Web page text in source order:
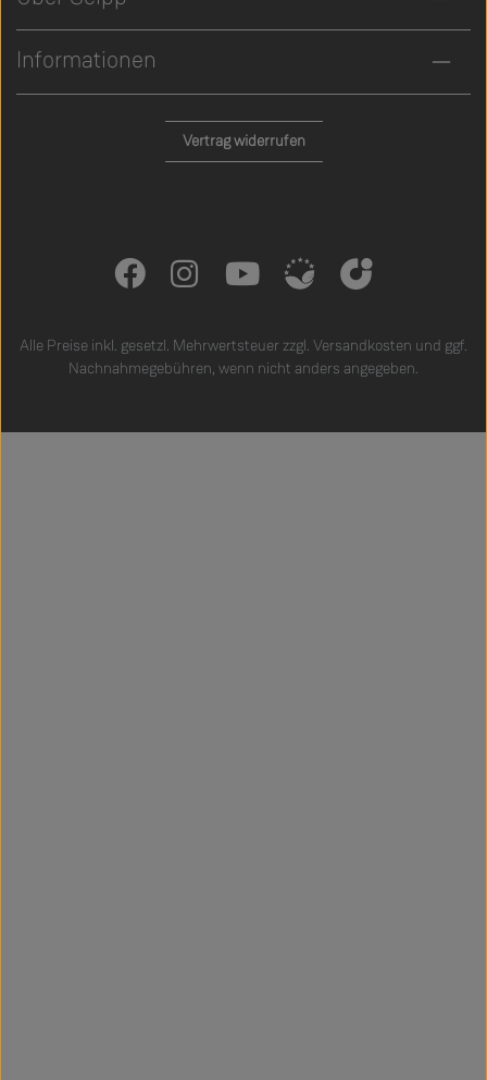
Informationen
Vertrag widerrufen
Alle Preise inkl. gesetzl. Mehrwertsteuer zzgl. Versandkosten und ggf.
Nachnahmegebühren, wenn nicht anders angegeben.